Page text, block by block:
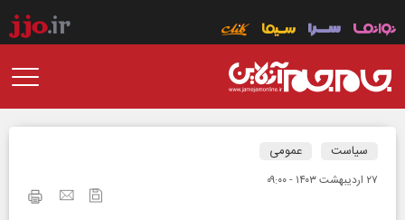
سیاست عمومی
۲۷ ارديبهشت ۱۴۰۳ - ۰۹:۰۰